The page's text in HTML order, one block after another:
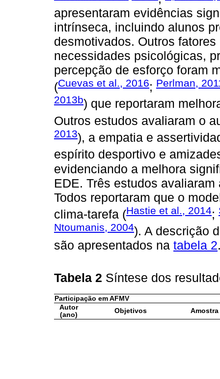
apresentaram evidências
intrínseca, incluindo alunos
desmotivados. Outros
necessidades psicológicas,
percepção de esforço foram
(Cuevas et al., 2016; Perlman,
2013b) que reportaram
Outros estudos avaliaram o
2013), a empatia e
espírito desportivo e
evidenciando a melhora
EDE. Três estudos
Todos reportaram que o
clima-tarefa (Hastie et al., 2014;
Ntoumanis, 2004). A descrição
são apresentados na tabela 2
Tabela 2 Síntese dos
Participação em AFMV
Autor
(ano)
Objetivos Amostra